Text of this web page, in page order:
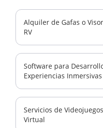
Alquiler de Gafas o
RV
Software para
Experiencias Inmersivas
Servicios de
Virtual